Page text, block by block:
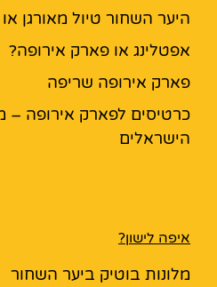
היער השחור טיול מאורגן
אפטלינג או פארק אירופה?
פארק אירופה שריפה
כרטיסים לפארק אירופה –
הישראלים
איפה לישון?
מלונות בוטיק ביער השחור